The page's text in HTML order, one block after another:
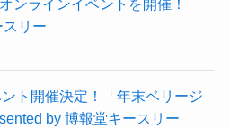
ンラインイベントを開催！
リー
ト開催決定！「年末ベリージ
by 博報堂キースリー